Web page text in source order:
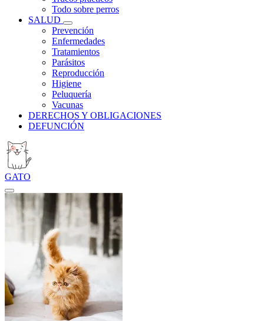
Todo sobre perros
SALUD
Prevención
Enfermedades
Tratamientos
Parásitos
Reproducción
Higiene
Peluquería
Vacunas
DERECHOS Y OBLIGACIONES
DEFUNCIÓN
GATO